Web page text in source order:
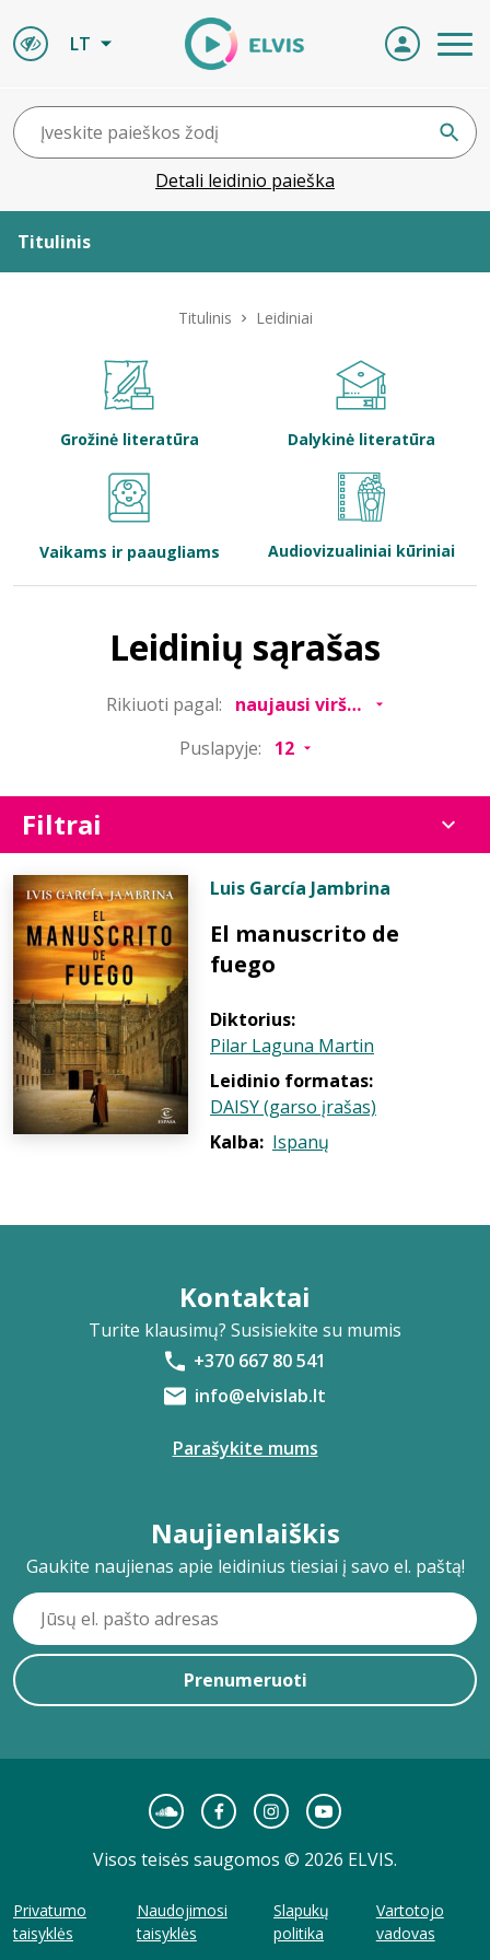
LT
Detali leidinio paieška
Titulinis
Bibliotekoms
Titulinis Leidiniai
Grožinė literatūra Dalykinė literatūra
Vaikams ir paaugliams Audiovizualiniai kūriniai
Leidinių sąrašas
Rikiuoti pagal:
Puslapyje:
Filtrai
Luis García Jambrina
El manuscrito de
fuego
Diktorius:
Pilar Laguna Martin
Leidinio formatas:
DAISY (garso įrašas)
Kalba: Ispanų
Kontaktai
Turite klausimų? Susisiekite su mumis
+370 667 80 541
info@elvislab.lt
Parašykite mums
Naujienlaiškis
Gaukite naujienas apie leidinius tiesiai į savo el. paštą!
Prenumeruoti
Visos teisės saugomos © 2026 ELVIS.
Privatumo
taisyklės
Naudojimosi
taisyklės
Slapukų
politika
Vartotojo
vadovas